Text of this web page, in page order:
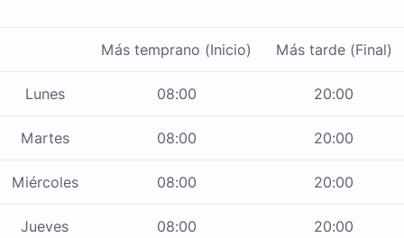
Más temprano (Inicio) Más tarde (Final)
Lunes 08:00 20:00
Martes 08:00 20:00
Miércoles 08:00 20:00
Jueves 08:00 20:00